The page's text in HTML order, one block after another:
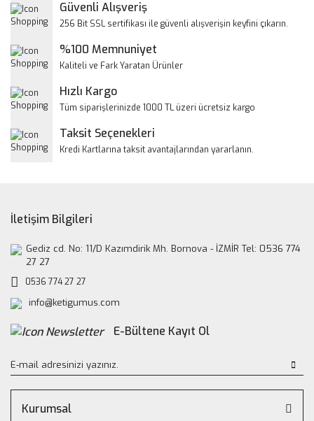
Yorum Yaz
Ürün resmi kalitesiz, bozuk veya görüntülenemiyor.
Ürün bilgilerinde hatalar bulunuyor.
Bu ürüne benzer farklı alternatifler olmalı.
Güvenli Alışveriş
256 Bit SSL sertifikası ile güvenli alışverişin keyfini çıkarın.
%100 Memnuniyet
Kaliteli ve Fark Yaratan Ürünler
Hızlı Kargo
Tüm siparişlerinizde 1000 TL üzeri ücretsiz kargo
Taksit Seçenekleri
Kredi Kartlarına taksit avantajlarından yararlanın.
İletişim Bilgileri
Gediz cd. No: 11/D Kazımdirik Mh. Bornova - İZMİR Tel: 0536 774
27 27
0536 774 27 27
info@ketigumus.com
E-Bültene Kayıt Ol
Kurumsal